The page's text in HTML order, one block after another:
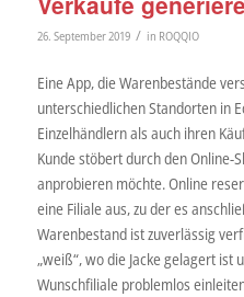
26. September 2019 / in ROQQIO
Eine App, die Warenbestände
unterschiedlichen Standorten in
Einzelhändlern als auch ihren
Kunde stöbert durch den Online-
anprobieren möchte. Online
eine Filiale aus, zu der es
Warenbestand ist zuverlässig
„weiß“, wo die Jacke gelagert ist
Wunschfiliale problemlos